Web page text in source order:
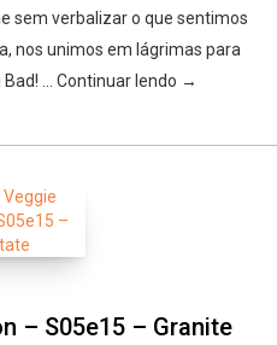
sem verbalizar o que sentimos
nos unimos em lágrimas para
… Continuar lendo →
– S05e15 – Granite